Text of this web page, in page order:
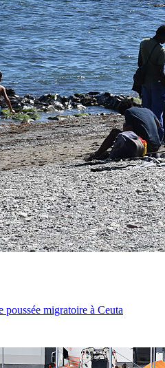
migratoire à Ceuta